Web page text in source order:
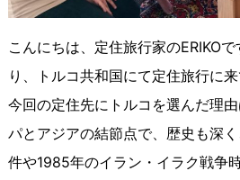
こんにちは、定住旅行家のERIKOで
り、トルコ共和国にて定住旅行に来
今回の定住先にトルコを選んだ理
パとアジアの結節点で、歴史も深
件や1985年のイラン・イラク戦争